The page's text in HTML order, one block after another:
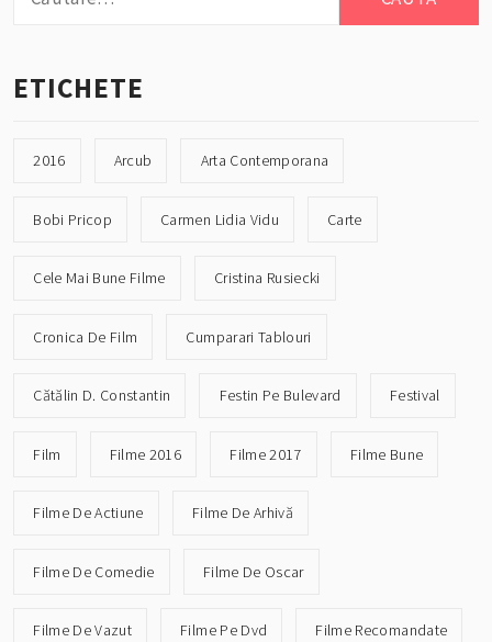
după:
ETICHETE
2016 Arcub Arta Contemporana
Bobi Pricop Carmen Lidia Vidu Carte
Cele Mai Bune Filme Cristina Rusiecki
Cronica De Film Cumparari Tablouri
Cătălin D. Constantin Festin Pe Bulevard Festival
Film Filme 2016 Filme 2017 Filme Bune
Filme De Actiune Filme De Arhivă
Filme De Comedie Filme De Oscar
Filme De Vazut Filme Pe Dvd Filme Recomandate